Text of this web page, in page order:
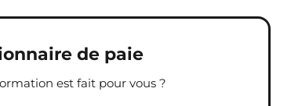
de paie
est fait pour vous ?